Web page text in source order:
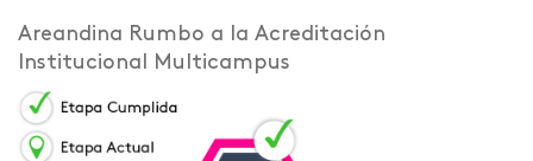
Areandina Rumbo a la Acreditación
Institucional Multicampus